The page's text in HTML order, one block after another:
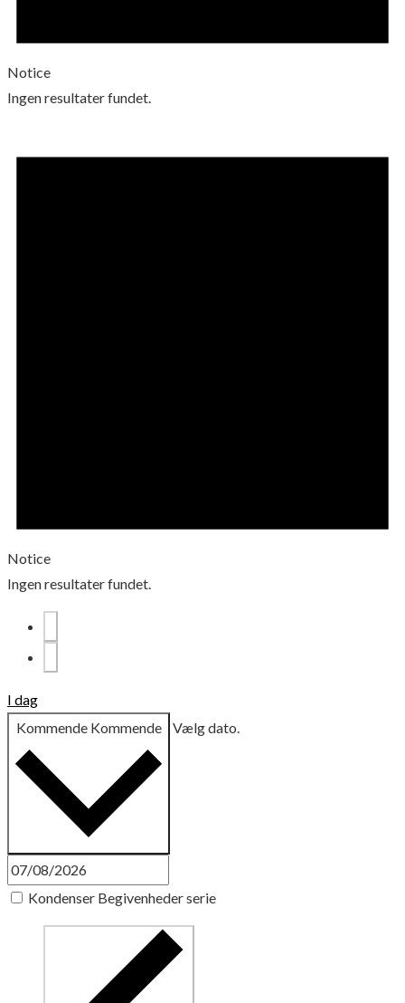
Notice
Ingen resultater fundet.
Notice
Ingen resultater fundet.
I dag
Kommende Kommende Vælg dato.
Kondenser Begivenheder serie